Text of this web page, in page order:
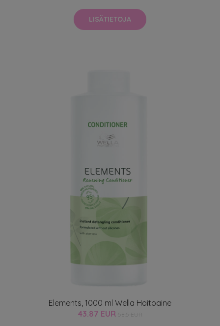
LISÄTIETOJA
Elements, 1000 ml Wella Hoitoaine
43.87 EUR